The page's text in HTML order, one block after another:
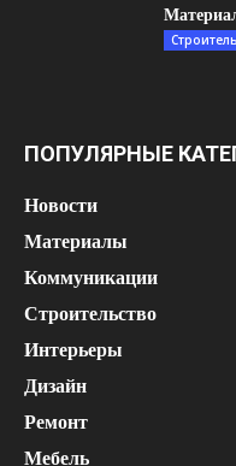
ПОПУЛЯРНЫЕ
Новости
Материалы
Коммуникации
Строительство
Интерьеры
Дизайн
Ремонт
Мебель